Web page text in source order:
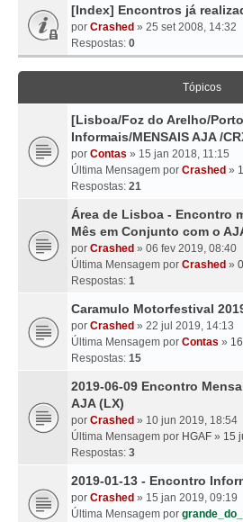
[Index] Encontros já
por Crashed » 25 set 2008, 14:32
Respostas: 0
Tópicos
[Lisboa/Foz do Arelho/
Informais/MENSAIS AJA /
por Contas » 15 jan 2018, 11:15
Última Mensagem por Crashed »
Respostas: 21
Área de Lisboa - Encontro
Mês em Conjunto com o
por Crashed » 06 fev 2019, 08:40
Última Mensagem por Crashed »
Respostas: 1
Caramulo Motorfestival
por Crashed » 22 jul 2019, 14:13
Última Mensagem por Contas »
Respostas: 15
2019-06-09 Encontro
AJA (LX)
por Crashed » 10 jun 2019, 18:54
Última Mensagem por HGAF » 15
Respostas: 3
2019-01-13 - Encontro
por Crashed » 15 jan 2019, 09:19
Última Mensagem por